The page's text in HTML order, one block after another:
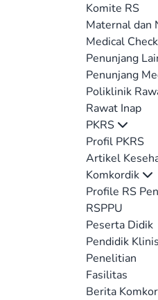
Komite RS
Maternal dan
Medical
Penunjang
Penunjang
Poliklinik
Rawat Inap
PKRS
Profil PKRS
Artikel
Komkordik
Profile RS
RSPPU
Peserta Didik
Pendidik Klinis
Penelitian
Fasilitas
Berita